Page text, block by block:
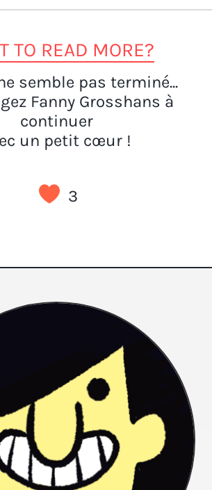
TO READ MORE?
semble pas terminé...
Fanny Grosshans à
continuer
un petit cœur !
3